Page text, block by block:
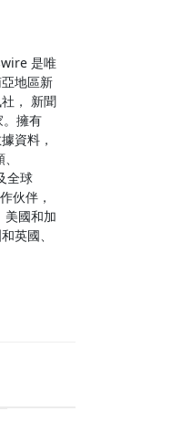
是唯
地區新
， 新聞
。擁有
資料，
全球
伙伴，
美國和加
英國、